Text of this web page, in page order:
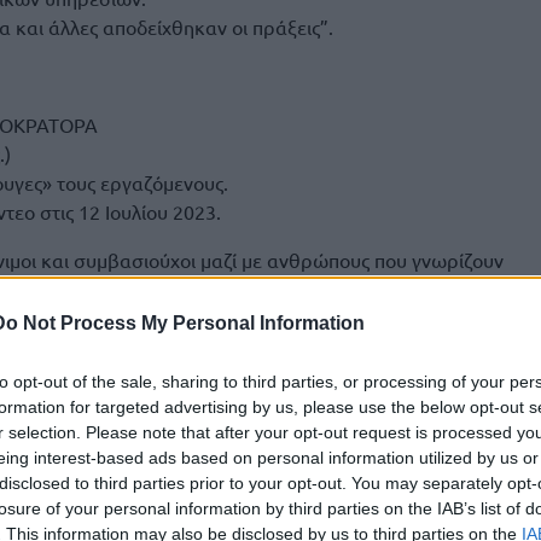
Not Process My Personal Information
opt-out of the sale, sharing to third parties, or processing of your
for targeted advertising by us, please use the below opt-out
selection. Please note that after your opt-out request is processed
interest-based ads based on personal information utilized by us
to third parties prior to your opt-out. You may separately
of your personal information by third parties on the IAB’s list of
This information may also be disclosed by us to third parties on the
άλλες αποδείχθηκαν οι πράξεις”.
τους εργαζόμενους.
στις 12 Ιουλίου 2023.
και συμβασιούχοι μαζί με ανθρώπους που γνωρίζουν
ότι ο
η φωνή τους φαίνεται πως δεν έφτανε μέχρι το
υπέρμαχος της δημόσιας υπηρεσίας καθαριότητας.
Εργαζομένων και διαβεβαίωνες ότι η είσοδος ιδιώτη
ότι και εσύ εργάζεσαι σε δημόσια δομή και κατανοείς
των δημοτικών υπηρεσιών.
άλλες αποδείχθηκαν οι πράξεις.